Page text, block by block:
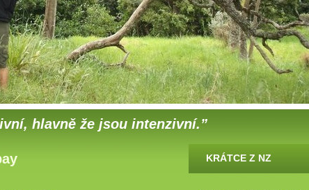
hlavně že jsou intenzivní.”
KRÁTCE Z NZ